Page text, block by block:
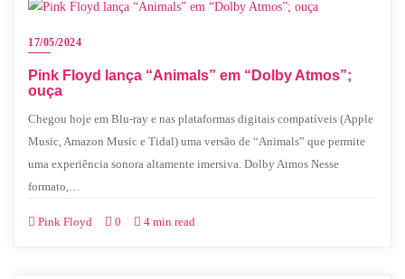
17/05/2024
Pink Floyd lança “Animals” em “Dolby Atmos”;
ouça
Chegou hoje em Blu-ray e nas plataformas digitais compatíveis (Apple
Music, Amazon Music e Tidal) uma versão de “Animals” que permite
uma experiência sonora altamente imersiva. Dolby Atmos Nesse
formato,…
Pink Floyd 0 4 min read